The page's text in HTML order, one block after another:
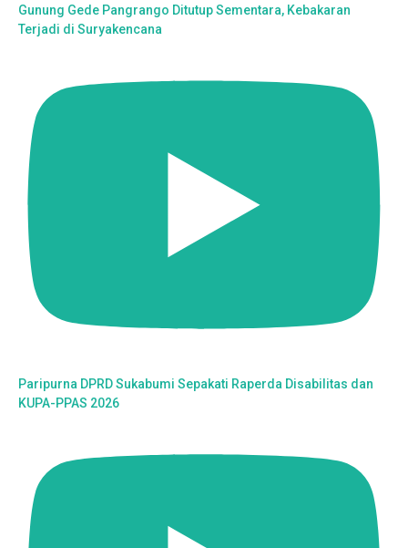
Gunung Gede Pangrango Ditutup Sementara, Kebakaran
Terjadi di Suryakencana
Paripurna DPRD Sukabumi Sepakati Raperda Disabilitas dan
KUPA-PPAS 2026